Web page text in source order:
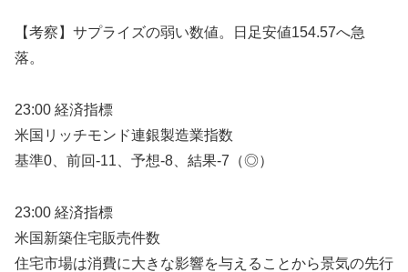
【考察】サプライズの弱い数値。日足安値154.57へ急
落。
23:00 経済指標
米国リッチモンド連銀製造業指数
基準0、前回-11、予想-8、結果-7（◎）
23:00 経済指標
米国新築住宅販売件数
住宅市場は消費に大きな影響を与えることから景気の先行